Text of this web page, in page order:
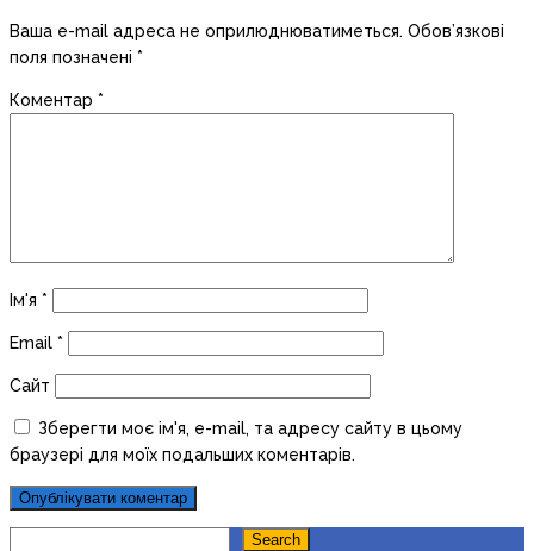
Ваша e-mail адреса не оприлюднюватиметься. Обов’язкові
поля позначені *
Коментар *
Ім'я *
Email *
Сайт
Зберегти моє ім'я, e-mail, та адресу сайту в цьому
браузері для моїх подальших коментарів.
Search